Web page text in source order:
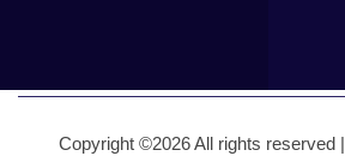
Copyright ©2026 All rights reserved |